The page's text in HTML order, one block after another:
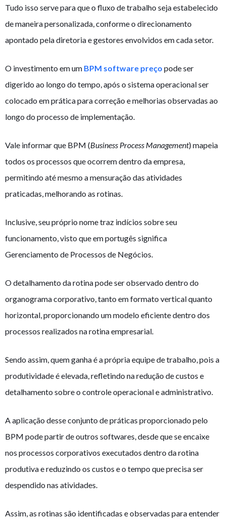
Tudo isso serve para que o fluxo de trabalho seja estabelecido
de maneira personalizada, conforme o direcionamento
apontado pela diretoria e gestores envolvidos em cada setor.
O investimento em um BPM software preço pode ser
digerido ao longo do tempo, após o sistema operacional ser
colocado em prática para correção e melhorias observadas ao
longo do processo de implementação.
Vale informar que BPM (Business Process Management) mapeia
todos os processos que ocorrem dentro da empresa,
permitindo até mesmo a mensuração das atividades
praticadas, melhorando as rotinas.
Inclusive, seu próprio nome traz indícios sobre seu
funcionamento, visto que em portugês significa
Gerenciamento de Processos de Negócios.
O detalhamento da rotina pode ser observado dentro do
organograma corporativo, tanto em formato vertical quanto
horizontal, proporcionando um modelo eficiente dentro dos
processos realizados na rotina empresarial.
Sendo assim, quem ganha é a própria equipe de trabalho, pois a
produtividade é elevada, refletindo na redução de custos e
detalhamento sobre o controle operacional e administrativo.
A aplicação desse conjunto de práticas proporcionado pelo
BPM pode partir de outros softwares, desde que se encaixe
nos processos corporativos executados dentro da rotina
produtiva e reduzindo os custos e o tempo que precisa ser
despendido nas atividades.
Assim, as rotinas são identificadas e observadas para entender